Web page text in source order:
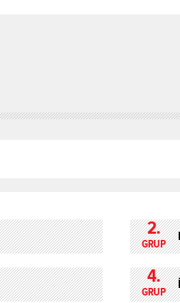
2.
GRUP
4.
GRUP